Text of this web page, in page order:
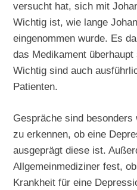
versucht hat, sich mit
Wichtig ist, wie lange
eingenommen wurde. Es
das Medikament
Wichtig sind auch
Patienten.
Gespräche sind
zu erkennen, ob eine
ausgeprägt diese ist.
Allgemeinmediziner fest,
Krankheit für eine